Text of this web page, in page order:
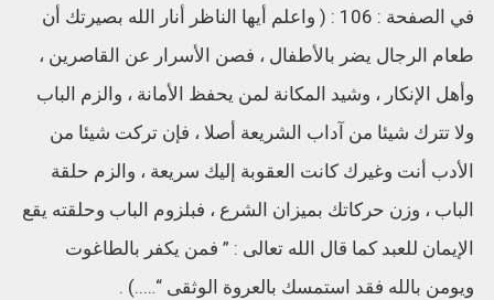
في الصفحة : 106 : ( واعلم أيها الناظر أنار الله بصيرتك أن
طعام الرجال يضر بالأطفال ، فصن الأسرار عن القاصرين ،
وأهل الإنكار ، وشيد المكانة لمن يحفظ الأمانة ، والزم الباب
ولا تترك شيئا من آداب الشريعة أصلا ، فإن تركت شيئا من
الأدب أنت وغيرك كانت العقوبة إليك سريعة ، والزم حلقة
الباب ، وزن حركاتك بميزان الشرع ، فبلزوم الباب وحلقته يقع
الإيمان للعبد كما قال الله تعالى : ” فمن يكفر بالطاغوت
ويومن بالله فقد استمسك بالعروة الوثقى “…..) .